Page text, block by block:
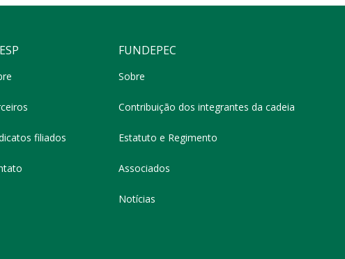
filiados
FUNDEPEC
Sobre
Contribuição dos integrantes da cadeia
Estatuto e Regimento
Associados
Notícias